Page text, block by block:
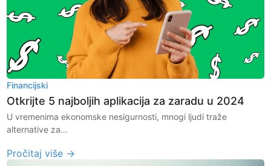
Financijski
Otkrijte 5 najboljih aplikacija za zaradu u 2024
U vremenima ekonomske nesigurnosti, mnogi ljudi traže
alternative za...
Pročitaj više →